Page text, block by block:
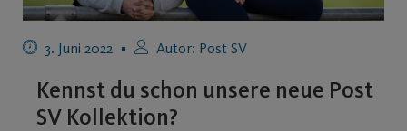
3. Juni 2022 Autor: Post SV
Kennst du schon unsere neue Post
SV Kollektion?